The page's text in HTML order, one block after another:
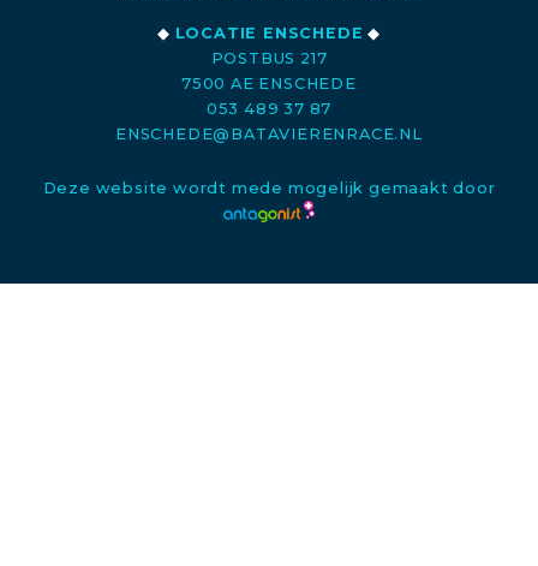
◆ LOCATIE ENSCHEDE ◆
POSTBUS 217
7500 AE ENSCHEDE
053 489 37 87
ENSCHEDE@BATAVIERENRACE.NL
Deze website wordt mede mogelijk gemaakt door